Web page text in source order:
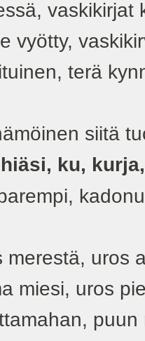
vaskikirjat
vyötty,
terä
siitä
ku,
merestä, uros
miesi, uros